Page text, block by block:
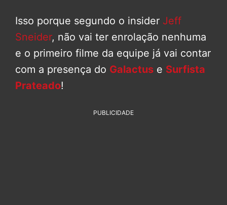
Isso porque segundo o insider Jeff
Sneider, não vai ter enrolação nenhuma
e o primeiro filme da equipe já vai contar
com a presença do Galactus e Surfista
Prateado!
PUBLICIDADE